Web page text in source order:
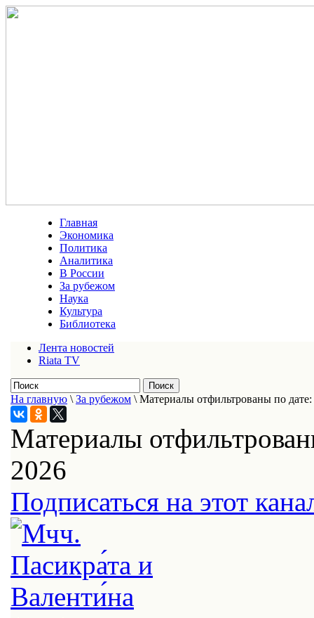
Главная
Экономика
Политика
Аналитика
В России
За рубежом
Наука
Культура
Библиотека
Лента новостей
Riata TV
На главную \ За рубежом \ Материалы отфильтрованы по
Материалы
2026
Подписаться на этот